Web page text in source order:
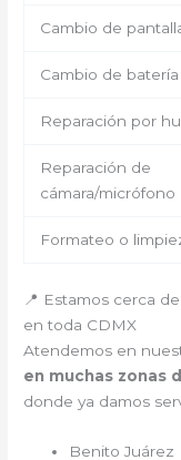
Cambio de
Cambio de batería
Reparación por
Reparación de
cámara/micrófono
Formateo o
📍 Estamos cerca
en toda CDMX
Atendemos en
en muchas zonas
donde ya damos
Benito Juárez